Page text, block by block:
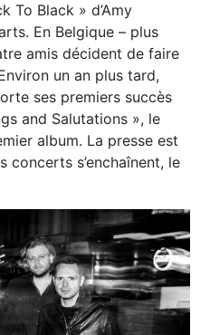
To Black » d’Amy
En Belgique – plus
amis décident de faire
un an plus tard,
ses premiers succès
and Salutations », le
album. La presse est
concerts s’enchaînent, le